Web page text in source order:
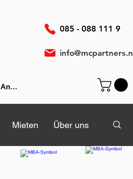
Anmelden
085 - 088 111 9
info@mcpartners.nl
Mieten Über uns
Mieten Über uns